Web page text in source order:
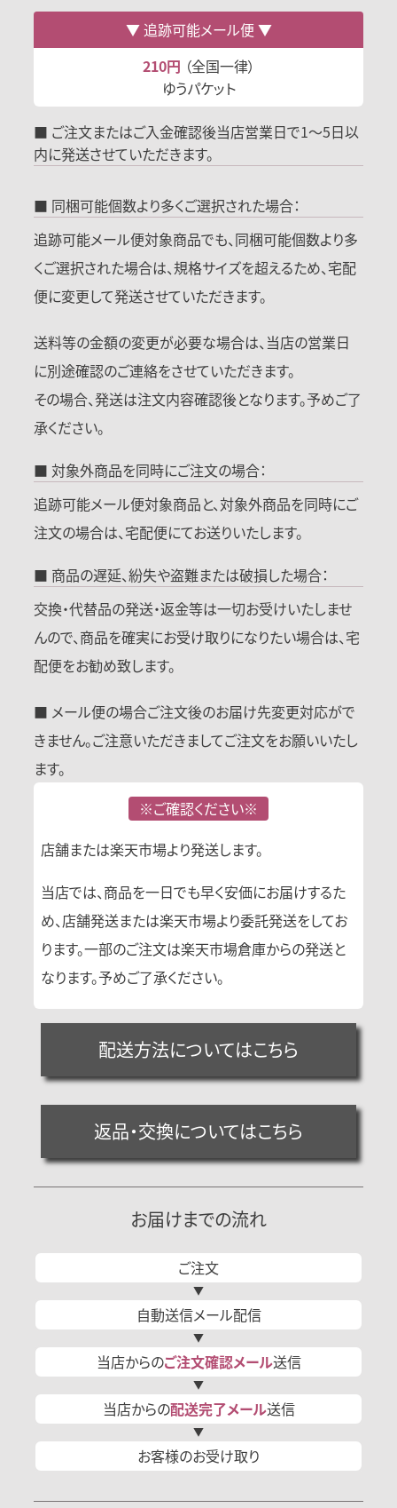
追跡可能メール便
210円 （全国一律）
ゆうパケット
■ ご注文またはご入金確認後当店営業日で1～5日以
内に発送させていただきます。
■ 同梱可能個数より多くご選択された場合：
追跡可能メール便対象商品でも、同梱可能個数より多
くご選択された場合は、規格サイズを超えるため、宅配
便に変更して発送させていただきます。
送料等の金額の変更が必要な場合は、当店の営業日
に別途確認のご連絡をさせていただきます。
その場合、発送は注文内容確認後となります。予めご了
承ください。
■ 対象外商品を同時にご注文の場合：
追跡可能メール便対象商品と、対象外商品を同時にご
注文の場合は、宅配便にてお送りいたします。
■ 商品の遅延、紛失や盗難または破損した場合：
交換・代替品の発送・返金等は一切お受けいたしませ
んので、商品を確実にお受け取りになりたい場合は、宅
配便をお勧め致します。
■ メール便の場合ご注文後のお届け先変更対応がで
きません。ご注意いただきましてご注文をお願いいたし
ます。
※ご確認ください※
店舗または楽天市場より発送します。
当店では、商品を一日でも早く安価にお届けするた
め、店舗発送または楽天市場より委託発送をしてお
ります。一部のご注文は楽天市場倉庫からの発送と
なります。予めご了承ください。
配送方法についてはこちら
返品・交換についてはこちら
お届けまでの流れ
ご注文
自動送信メール配信
当店からのご注文確認メール送信
当店からの配送完了メール送信
お客様のお受け取り